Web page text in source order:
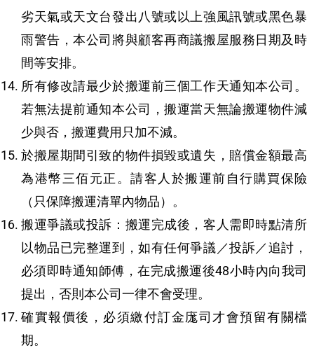
劣天氣或天文台發出八號或以上強風訊號或黑色暴
雨警告，本公司將與顧客再商議搬屋服務日期及時
間等安排。
所有修改請最少於搬運前三個工作天通知本公司。
若無法提前通知本公司，搬運當天無論搬運物件減
少與否，搬運費用只加不減。
於搬屋期間引致的物件損毀或遺失，賠償金額最高
為港幣三佰元正。請客人於搬運前自行購買保險
（只保障搬運清單內物品）。
搬運爭議或投訴：搬運完成後，客人需即時點清所
以物品已完整運到，如有任何爭議／投訴／追討，
必須即時通知師傅，在完成搬運後48小時內向我司
提出，否則本公司一律不會受理。
確實報價後，必須繳付訂金庬司才會預留有關檔
期。